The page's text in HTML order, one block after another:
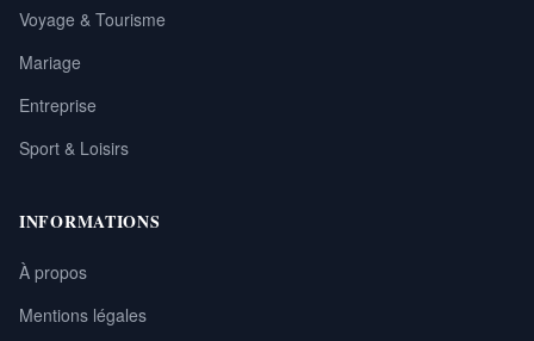
Voyage & Tourisme
Mariage
Entreprise
Sport & Loisirs
INFORMATIONS
À propos
Mentions légales